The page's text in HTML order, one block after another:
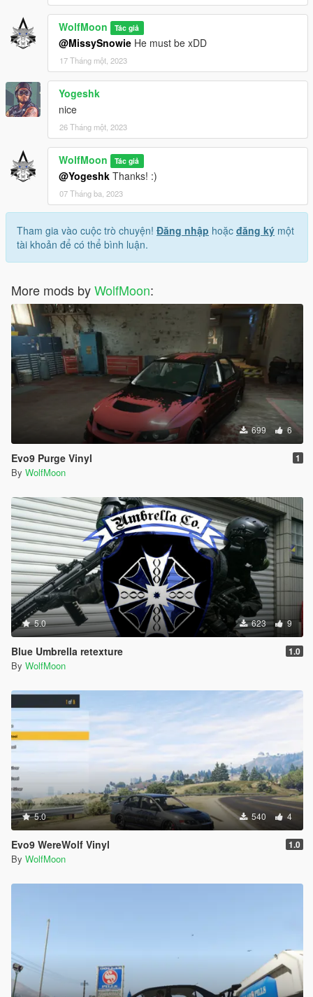
WolfMoon Tác giả
@MissySnowie He must be xDD
17 Tháng một, 2023
Yogeshk
nice
26 Tháng một, 2023
WolfMoon Tác giả
@Yogeshk Thanks! :)
07 Tháng ba, 2023
Tham gia vào cuộc trò chuyện! Đăng nhập hoặc đăng ký một
tài khoản để có thể bình luận.
More mods byWolfMoon:
699 6
Evo9 Purge Vinyl 1
By WolfMoon
5.0 623 9
Blue Umbrella retexture 1.0
By WolfMoon
5.0 540 4
Evo9 WereWolf Vinyl 1.0
By WolfMoon